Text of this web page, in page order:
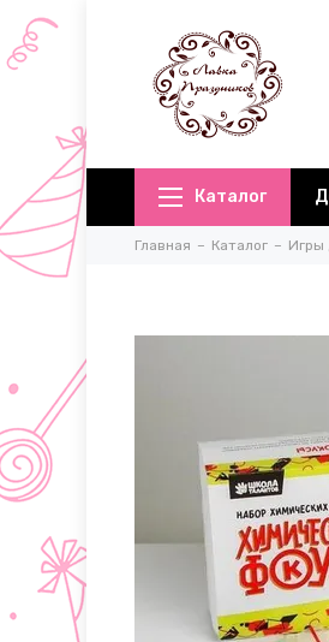
Каталог
Главная Каталог Игры